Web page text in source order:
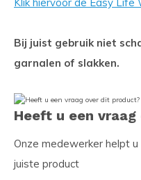
Bij juist gebruik niet
garnalen of slakken.
Heeft u een
Onze medewerker helpt
juiste product